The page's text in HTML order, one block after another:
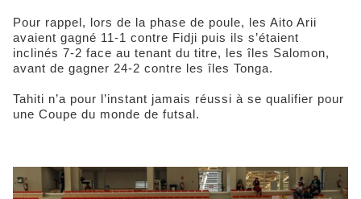
Pour rappel, lors de la phase de poule, les Aito Arii
avaient gagné 11-1 contre Fidji puis ils s’étaient
inclinés 7-2 face au tenant du titre, les îles Salomon,
avant de gagner 24-2 contre les îles Tonga.
Tahiti n’a pour l’instant jamais réussi à se qualifier pour
une Coupe du monde de futsal.